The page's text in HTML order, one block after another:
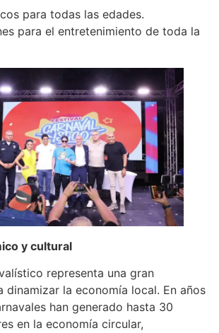
para todas las edades.
para el entretenimiento de toda la
y cultural
representa una gran
dinamizar la economía local. En años
han generado hasta 30
en la economía circular,